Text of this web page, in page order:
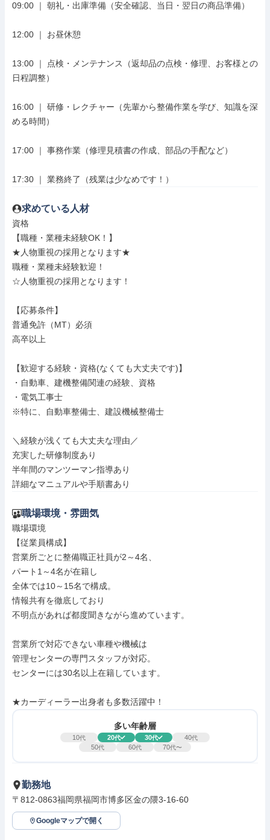
09:00 ｜ 朝礼・出庫準備（安全確認、当日・翌日の商品準備）
12:00 ｜ お昼休憩
13:00 ｜ 点検・メンテナンス（返却品の点検・修理、お客様との
日程調整）
16:00 ｜ 研修・レクチャー（先輩から整備作業を学び、知識を深
める時間）
17:00 ｜ 事務作業（修理見積書の作成、部品の手配など）
17:30 ｜ 業務終了（残業は少なめです！）
求めている人材
資格
【職種・業種未経験OK！】
★人物重視の採用となります★
職種・業種未経験歓迎！
☆人物重視の採用となります！
【応募条件】
普通免許（MT）必須
高卒以上
【歓迎する経験・資格(なくても大丈夫です)】
・自動車、建機整備関連の経験、資格
・電気工事士
※特に、自動車整備士、建設機械整備士
＼経験が浅くても大丈夫な理由／
充実した研修制度あり
半年間のマンツーマン指導あり
詳細なマニュアルや手順書あり
職場環境・雰囲気
職場環境
【従業員構成】
営業所ごとに整備職正社員が2～4名、
パート1～4名が在籍し
全体では10～15名で構成。
情報共有を徹底しており
不明点があれば都度聞きながら進めています。
営業所で対応できない車種や機械は
管理センターの専門スタッフが対応。
センターには30名以上在籍しています。
★カーディーラー出身者も多数活躍中！
多い年齢層
10代 20代 30代 40代
50代 60代 70代〜
勤務地
〒812-0863福岡県福岡市博多区金の隈3-16-60
Googleマップで開く